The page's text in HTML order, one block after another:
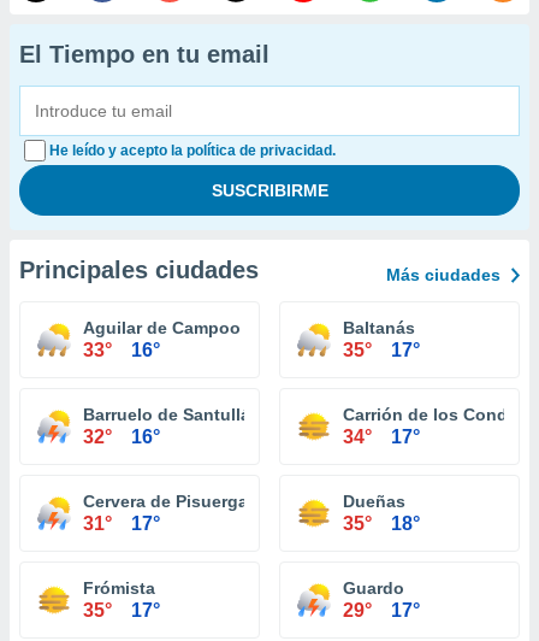
El Tiempo en tu email
He leído y acepto la política de privacidad.
Principales ciudades Más ciudades
Aguilar de Campoo
33° 16°
Baltanás
35° 17°
Barruelo de Santullán
32° 16°
Carrión de los Condes
34° 17°
Cervera de Pisuerga
31° 17°
Dueñas
35° 18°
Frómista
35° 17°
Guardo
29° 17°